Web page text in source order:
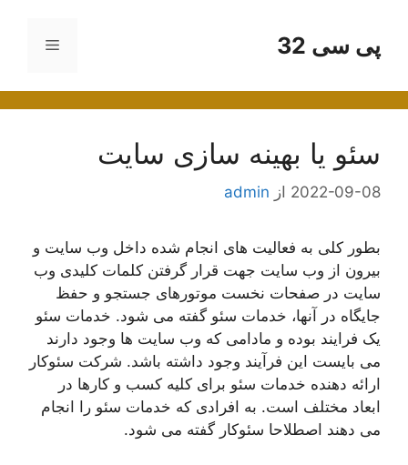
محتواپی سی 32 فهرست
سئو یا بهینه سازی سایت
2022-09-08 از admin
بطور کلی به فعالیت های انجام شده داخل وب سایت و
بیرون از وب سایت جهت قرار گرفتن کلمات کلیدی وب
سایت در صفحات نخست موتورهای جستجو و حفظ
جایگاه در آنها، خدمات سئو گفته می شود. خدمات سئو
یک فرایند بوده و مادامی که وب سایت ها وجود دارند
می بایست این فرآیند وجود داشته باشد. شرکت سئوکار
ارائه دهنده خدمات سئو برای کلیه کسب و کارها در
ابعاد مختلف است. به افرادی که خدمات سئو را انجام
می دهند اصطلاحا سئوکار گفته می شود.